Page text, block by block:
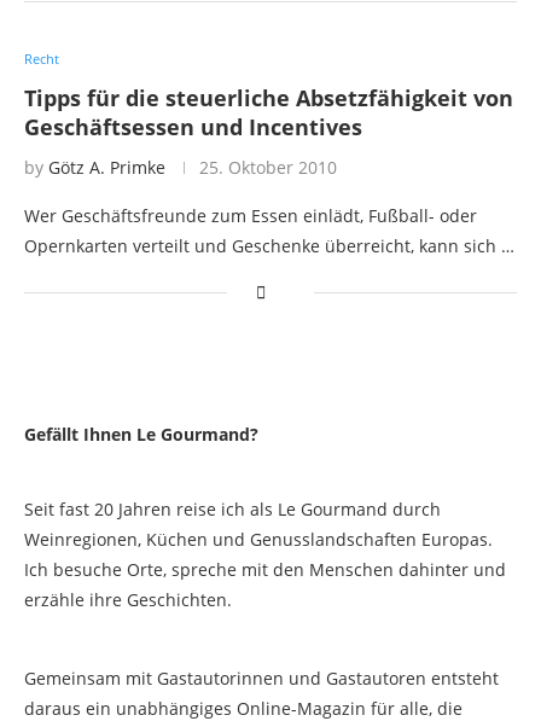
Recht
Tipps für die steuerliche Absetzfähigkeit von
Geschäftsessen und Incentives
by Götz A. Primke 25. Oktober 2010
Wer Geschäftsfreunde zum Essen einlädt, Fußball- oder
Opernkarten verteilt und Geschenke überreicht, kann sich …
Gefällt Ihnen Le Gourmand?
Seit fast 20 Jahren reise ich als Le Gourmand durch
Weinregionen, Küchen und Genusslandschaften Europas.
Ich besuche Orte, spreche mit den Menschen dahinter und
erzähle ihre Geschichten.
Gemeinsam mit Gastautorinnen und Gastautoren entsteht
daraus ein unabhängiges Online-Magazin für alle, die